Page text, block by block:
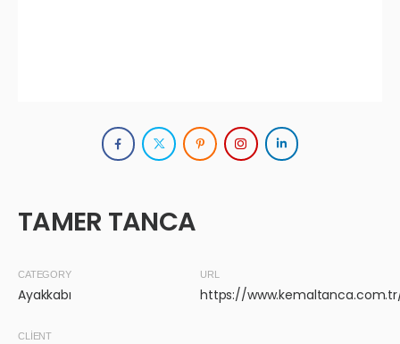
TAMER TANCA
CATEGORY
Ayakkabı
URL
https://
CLIENT